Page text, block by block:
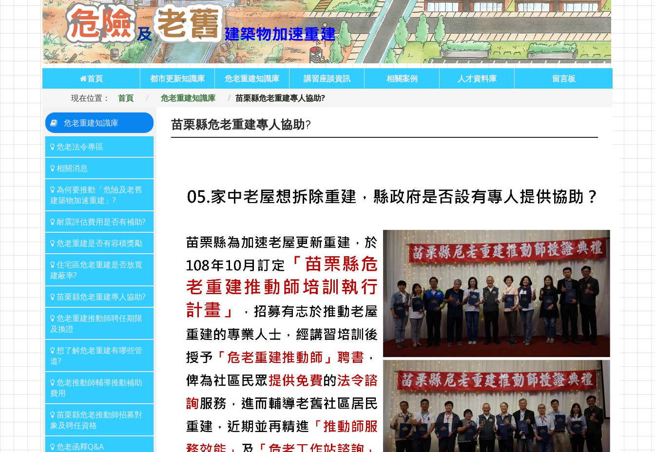
首頁 都市更新知識庫 危老重建知識庫 講習座談資訊 相關案例 人才資料庫
留言板
現在位置： 首頁 危老重建知識庫 苗栗縣危老重建專人協助?
危老重建知識庫
危老法令專區
相關消息
為何要推動「危險及老舊
建築物加速重建」?
耐震評估費用是否有補助?
危老重建是否有容積獎勵
住宅區危老重建是否放寬
建蔽率?
苗栗縣危老重建專人協助?
危老重建推動師聘任期限
及換證
想了解危老重建有哪些管
道?
危老推動師輔導推動補助
費用
苗栗縣危老推動師招募對
象及聘任資格
危老函釋Q&A
苗栗縣危老重建專人協助?